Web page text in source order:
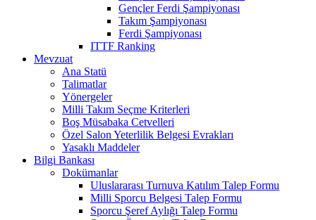
Gençler Ferdi Şampiyonası
Takım Şampiyonası
Ferdi Şampiyonası
ITTF Ranking
Mevzuat
Ana Statü
Talimatlar
Yönergeler
Milli Takım Seçme Kriterleri
Boş Müsabaka Cetvelleri
Özel Salon Yeterlilik Belgesi Evrakları
Yasaklı Maddeler
Bilgi Bankası
Dokümanlar
Uluslararası Turnuva Katılım Talep Formu
Milli Sporcu Belgesi Talep Formu
Sporcu Şeref Aylığı Talep Formu